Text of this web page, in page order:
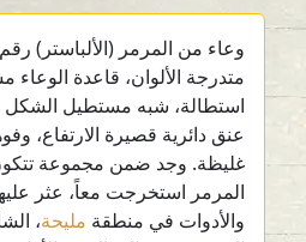
متدرجة الألوان، قاعدة الوعاء
استطالة، شبه مستطيل الشكل
عنق دائرية قصيرة الارتفاع،
المرمر استخرجت معاً، عثر
والأدوات في منطقةمليحة،